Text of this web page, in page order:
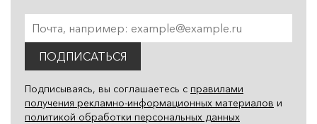
ПОДПИСАТЬСЯ
Подписываясь, вы соглашаетесь с правилами
получения рекламно-информационных материалов и
политикой обработки персональных данных